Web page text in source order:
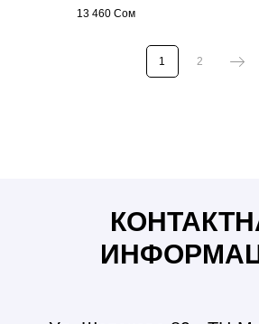
13 460 Сом
1 2